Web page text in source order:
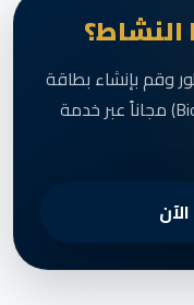
وقم بإنشاء بطاقة